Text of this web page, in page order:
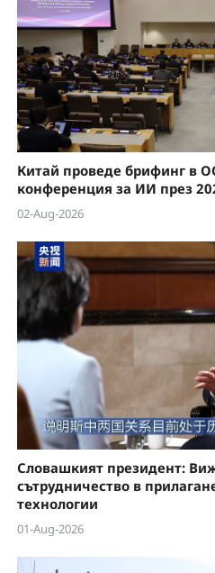
Китай проведе брифинг в
конференция за ИИ през
02-Aug-2026
Словашкият президент:
сътрудничество в
технологии
01-Aug-2026